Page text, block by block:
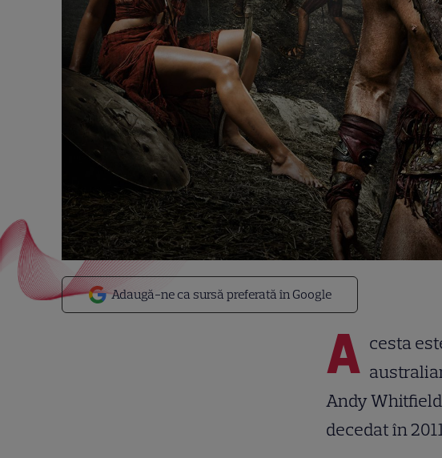
Adaugă-ne ca sursă preferată în Google
A cesta
Andy
decedat în